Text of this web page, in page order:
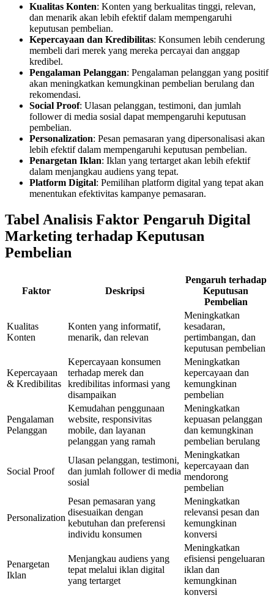
Kualitas Konten: Konten yang berkualitas tinggi, relevan,
dan menarik akan lebih efektif dalam mempengaruhi
keputusan pembelian.
Kepercayaan dan Kredibilitas: Konsumen lebih cenderung
membeli dari merek yang mereka percayai dan anggap
kredibel.
Pengalaman Pelanggan: Pengalaman pelanggan yang positif
akan meningkatkan kemungkinan pembelian berulang dan
rekomendasi.
Social Proof: Ulasan pelanggan, testimoni, dan jumlah
follower di media sosial dapat mempengaruhi keputusan
pembelian.
Personalization: Pesan pemasaran yang dipersonalisasi akan
lebih efektif dalam mempengaruhi keputusan pembelian.
Penargetan Iklan: Iklan yang tertarget akan lebih efektif
dalam menjangkau audiens yang tepat.
Platform Digital: Pemilihan platform digital yang tepat akan
menentukan efektivitas kampanye pemasaran.
Tabel Analisis Faktor Pengaruh Digital
Marketing terhadap Keputusan
Pembelian
Faktor Deskripsi
Pengaruh terhadap
Keputusan
Pembelian
Kualitas
Konten
Konten yang informatif,
menarik, dan relevan
Meningkatkan
kesadaran,
pertimbangan, dan
keputusan pembelian
Kepercayaan
& Kredibilitas
Kepercayaan konsumen
terhadap merek dan
kredibilitas informasi yang
disampaikan
Meningkatkan
kepercayaan dan
kemungkinan
pembelian
Pengalaman
Pelanggan
Kemudahan penggunaan
website, responsivitas
mobile, dan layanan
pelanggan yang ramah
Meningkatkan
kepuasan pelanggan
dan kemungkinan
pembelian berulang
Social Proof
Ulasan pelanggan, testimoni,
dan jumlah follower di media
sosial
Meningkatkan
kepercayaan dan
mendorong
pembelian
Personalization
Pesan pemasaran yang
disesuaikan dengan
kebutuhan dan preferensi
individu konsumen
Meningkatkan
relevansi pesan dan
kemungkinan
konversi
Penargetan
Iklan
Menjangkau audiens yang
tepat melalui iklan digital
yang tertarget
Meningkatkan
efisiensi pengeluaran
iklan dan
kemungkinan
konversi